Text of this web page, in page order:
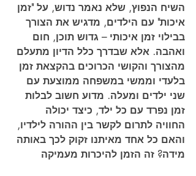
השיח הנפוץ, שלא נאמר נדוש, על "זמן
איכות" עם הילדים, מדגיש את הצורך
בבילוי זמן איכותי – גדוש תוכן, חום
ואהבה. אלא שבדרך כלל הדיון מתעלם
מהצורך והקושי הכרוכים בהקצאת זמן
בלעדי וממשי במשפחה ממוצעת עם
שני ילדים ומעלה. מדוע חשוב לבלות
זמן נפרד עם כל ילד, כיצד יכולה
החוויה לתרום לקשר בין ההורה לילדיו,
והאם כל אחד מאיתנו זקוק לכך באותה
מידה? זה הזמן להיכרות מעמיקה